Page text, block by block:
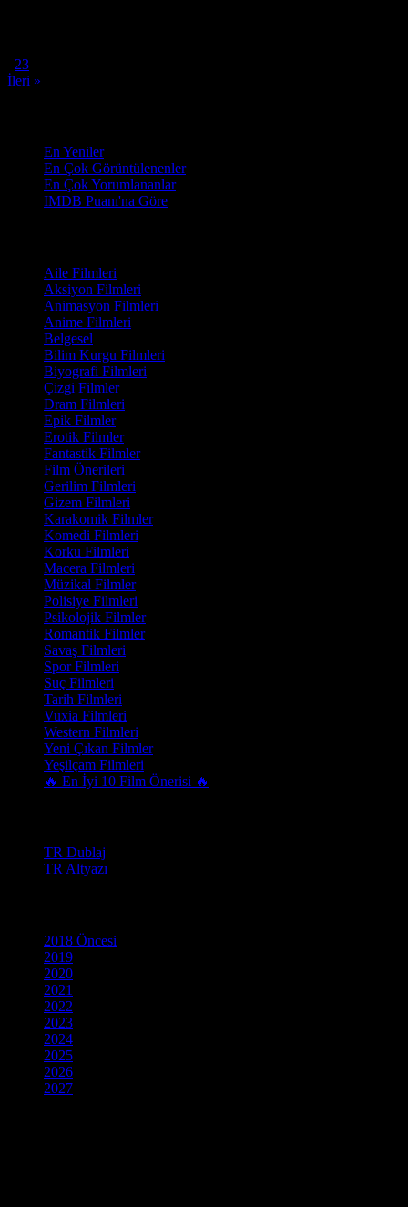
23
İleri »
En Yeniler
En Çok Görüntülenenler
En Çok Yorumlananlar
IMDB Puanı'na Göre
Aile Filmleri
Aksiyon Filmleri
Animasyon Filmleri
Anime Filmleri
Belgesel
Bilim Kurgu Filmleri
Biyografi Filmleri
Çizgi Filmler
Dram Filmleri
Epik Filmler
Erotik Filmler
Fantastik Filmler
Film Önerileri
Gerilim Filmleri
Gizem Filmleri
Karakomik Filmler
Komedi Filmleri
Korku Filmleri
Macera Filmleri
Müzikal Filmler
Polisiye Filmleri
Psikolojik Filmler
Romantik Filmler
Savaş Filmleri
Spor Filmleri
Suç Filmleri
Tarih Filmleri
Vuxia Filmleri
Western Filmleri
Yeni Çıkan Filmler
Yeşilçam Filmleri
🔥 En İyi 10 Film Önerisi 🔥
TR Dublaj
TR Altyazı
2018 Öncesi
2019
2020
2021
2022
2023
2024
2025
2026
2027